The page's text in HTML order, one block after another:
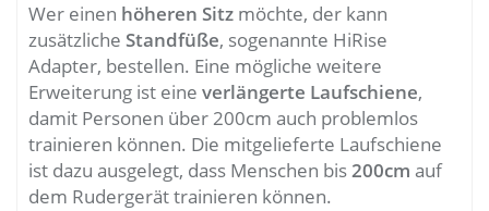
Wer einen höheren Sitz möchte, der kann
zusätzliche Standfüße, sogenannte HiRise
Adapter, bestellen. Eine mögliche weitere
Erweiterung ist eine verlängerte Laufschiene,
damit Personen über 200cm auch problemlos
trainieren können. Die mitgelieferte Laufschiene
ist dazu ausgelegt, dass Menschen bis200cm auf
dem Rudergerät trainieren können.